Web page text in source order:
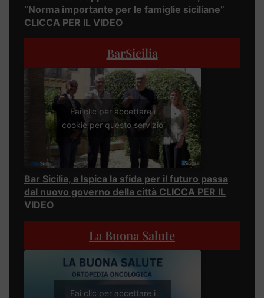
“Norma importante per le famiglie siciliane”
CLICCA PER IL VIDEO
BarSicilia
Fai clic per accettare i
cookie per questo servizio
Bar Sicilia, a Ispica la sfida per il futuro passa
dal nuovo governo della città CLICCA PER IL
VIDEO
La Buona Salute
Fai clic per accettare i